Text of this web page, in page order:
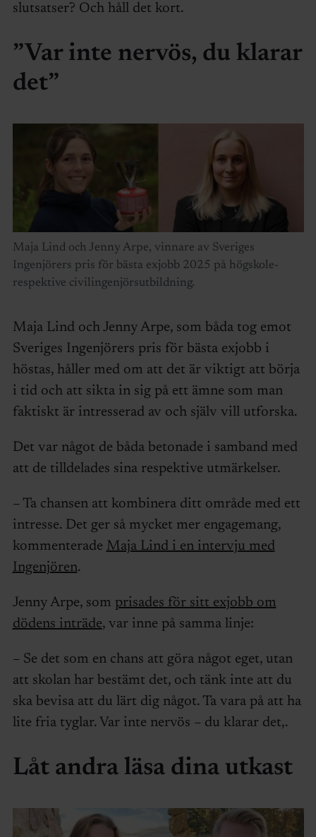
slutsatser? Och håll det kort.
”Var inte nervös, du klarar
det”
Maja Lind och Jenny Arpe, vinnare av Sveriges
Ingenjörers pris för bästa exjobb 2025 på högskole-
respektive civilingenjörsutbildning.
Maja Lind och Jenny Arpe, som båda tog emot
Sveriges Ingenjörers pris för bästa exjobb i
höstas, håller med om att det är viktigt att börja
i tid och att sikta in sig på ett ämne som man
faktiskt är intresserad av och själv vill utforska.
Det var något de båda betonade i samband med
att de tilldelades sina respektive utmärkelser.
– Ta chansen att kombinera ditt område med ett
intresse. Det ger så mycket mer engagemang,
kommenterade Maja Lind i en intervju med
Ingenjören.
Jenny Arpe, som prisades för sitt exjobb om
dödens inträde, var inne på samma linje:
– Se det som en chans att göra något eget, utan
att skolan har bestämt det, och tänk inte att du
ska bevisa att du lärt dig något. Ta vara på att ha
lite fria tyglar. Var inte nervös – du klarar det,.
Låt andra läsa dina utkast